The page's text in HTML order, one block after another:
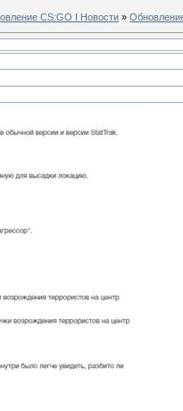
CS:GO I Новости »